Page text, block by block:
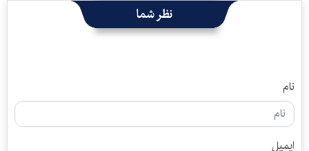
نظر شما
نام
ایمیل